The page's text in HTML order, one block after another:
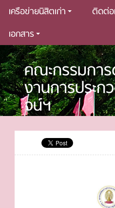
เครือข่ายนิสิตเก่า
ติดต่อ
เอกสาร
คณะกรรมการ
งานการประ
จน์ฯ